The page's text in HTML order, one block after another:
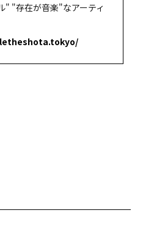
" "存在が音楽"なアーティ